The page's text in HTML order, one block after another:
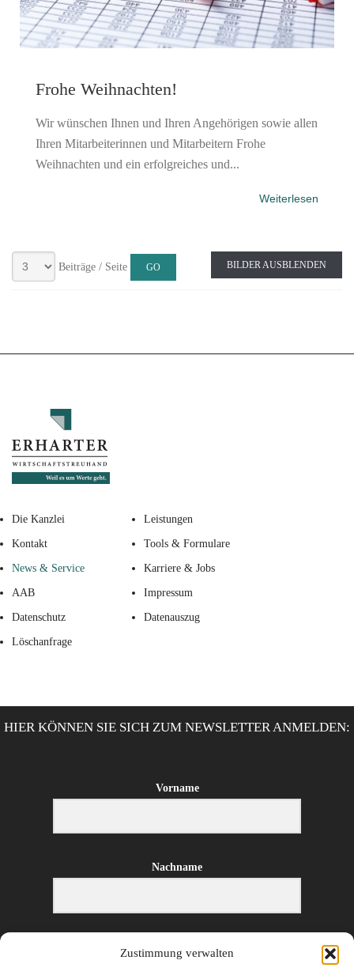
Zustimmung verwalten
Frohe Weihnachten!
Wir wünschen Ihnen und Ihren Angehörigen sowie allen
Ihren Mitarbeiterinnen und Mitarbeitern Frohe
Weihnachten und ein erfolgreiches und...
Weiterlesen
Beiträge / Seite BILDER AUSBLENDEN
Die Kanzlei Leistungen
Kontakt Tools & Formulare
News & Service Karriere & Jobs
AAB Impressum
Datenschutz Datenauszug
Löschanfrage
HIER KÖNNEN SIE SICH ZUM NEWSLETTER ANMELDEN:
Vorname
Nachname
E-Mail-Adresse